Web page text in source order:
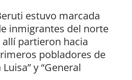
estuvo marcada
inmigrantes del norte
partieron hacia
pobladores de
y “General